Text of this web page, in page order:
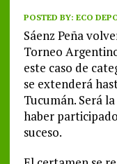
POSTED BY: ECO
Sáenz Peña
Torneo
este caso de
se extenderá
Tucumán. Será
haber
suceso.